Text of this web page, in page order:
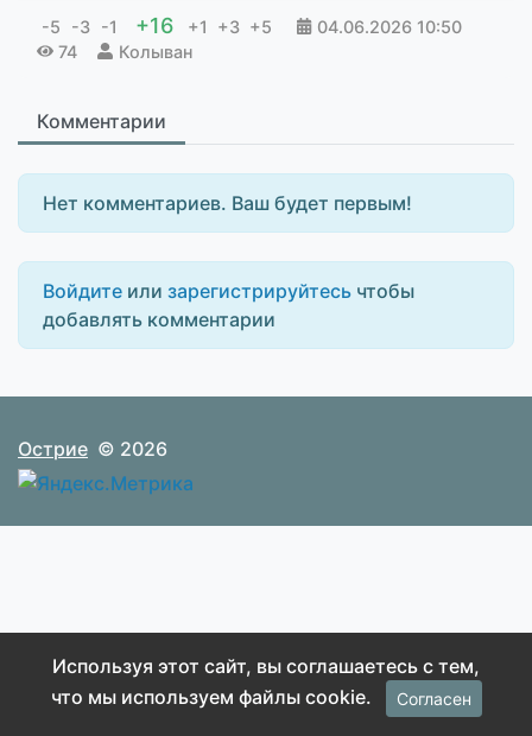
-5 -3 -1 +16 +1 +3 +5 04.06.2026 10:50
74
Колыван
Комментарии
Нет комментариев. Ваш будет первым!
Войдите или зарегистрируйтесь чтобы
добавлять комментарии
Острие © 2026
Используя этот сайт, вы соглашаетесь с тем,
что мы используем файлы cookie.
Согласен